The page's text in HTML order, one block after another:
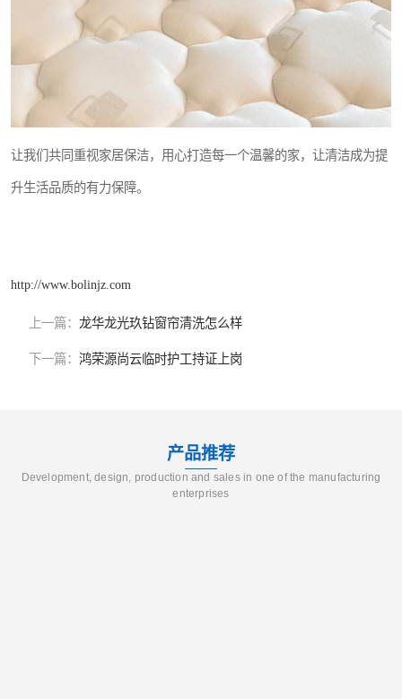
让我们共同重视家居保洁，用心打造每一个温馨的家，让清洁成为提
升生活品质的有力保障。
http://www.bolinjz.com
上一篇： 龙华龙光玖钻窗帘清洗怎么样
下一篇： 鸿荣源尚云临时护工持证上岗
产品推荐
Development, design, production and sales in one of the manufacturing
enterprises